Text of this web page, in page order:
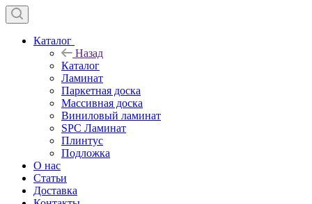
Каталог
Назад
Каталог
Ламинат
Паркетная доска
Массивная доска
Виниловый ламинат
SPC Ламинат
Плинтус
Подложка
О нас
Статьи
Доставка